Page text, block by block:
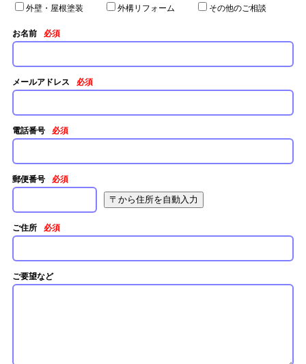
外壁・屋根塗装
外構リフォーム その他のご相談
お名前 必須
メールアドレス 必須
電話番号 必須
郵便番号 必須
ご住所 必須
ご要望など